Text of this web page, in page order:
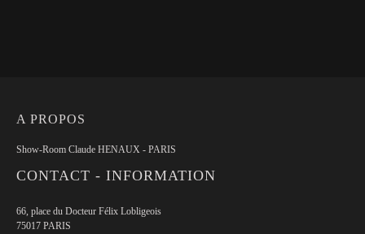
A PROPOS
Show-Room Claude HENAUX - PARIS
CONTACT - INFORMATION
66, place du Docteur Félix Lobligeois
75017 PARIS